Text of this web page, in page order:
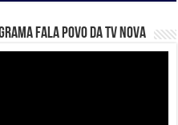
Fala Povo da TV Nova